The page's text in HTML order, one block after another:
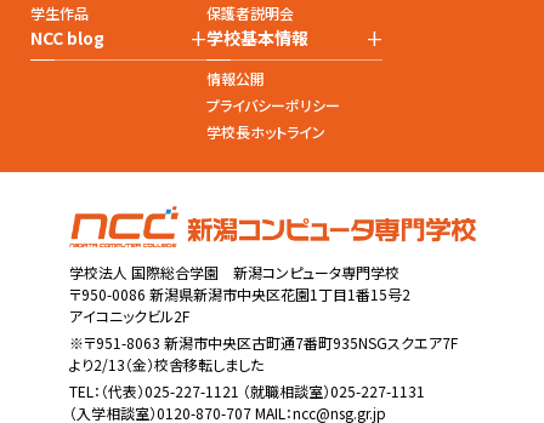
学生作品
保護者説明会
NCC blog +学校基本情報 +
情報公開
プライバシーポリシー
学校長ホットライン
学校法人 国際総合学園 新潟コンピュータ専門学校
〒950-0086 新潟県新潟市中央区花園1丁目1番15号2
アイコニックビル2F
※〒951-8063 新潟市中央区古町通7番町935NSGスクエア7F
より2/13（金）校舎移転しました
TEL： （代表）025-227-1121 （就職相談室）025-227-1131
（入学相談室）0120-870-707 MAIL：ncc@nsg.gr.jp